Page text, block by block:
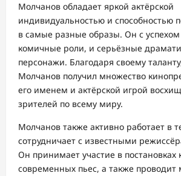
Молчанов обладает яркой актёрской
индивидуальностью и способностью
в самые разные образы. Он с успехом
комичные роли, и серьёзные
персонажи. Благодаря своему
Молчанов получил множество
его именем и актёрской игрой
зрителей по всему миру.
Молчанов также активно работает в
сотрудничает с известными
Он принимает участие в постановках
современных пьес, а также проводит